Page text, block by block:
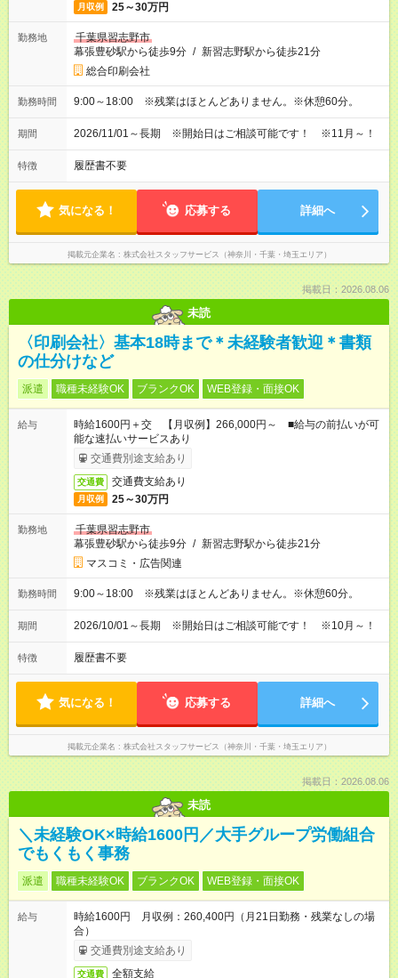
月収例 25～30万円
勤務地
千葉県習志野市
幕張豊砂駅から徒歩9分 / 新習志野駅から徒歩21分
総合印刷会社
勤務時間 9:00～18:00 ※残業はほとんどありません。※休憩60分。
期間 2026/11/01～長期 ※開始日はご相談可能です！ ※11月～！
特徴 履歴書不要
気になる！ 応募する 詳細へ
掲載元企業名 株式会社スタッフサービス（神奈川・千葉・埼玉エリア）
掲載日：2026.08.06
未読
〈印刷会社〉基本18時まで＊未経験者歓迎＊書類
の仕分けなど
派遣 職種未経験OK ブランクOK WEB登録・面接OK
給与
時給1600円＋交 【月収例】266,000円～ ■給与の前払いが可
能な速払いサービスあり
交通費別途支給あり
交通費 交通費支給あり
月収例 25～30万円
勤務地
千葉県習志野市
幕張豊砂駅から徒歩9分 / 新習志野駅から徒歩21分
マスコミ・広告関連
勤務時間 9:00～18:00 ※残業はほとんどありません。※休憩60分。
期間 2026/10/01～長期 ※開始日はご相談可能です！ ※10月～！
特徴 履歴書不要
気になる！ 応募する 詳細へ
掲載元企業名 株式会社スタッフサービス（神奈川・千葉・埼玉エリア）
掲載日：2026.08.06
未読
＼未経験OK×時給1600円／大手グループ労働組合
でもくもく事務
派遣 職種未経験OK ブランクOK WEB登録・面接OK
給与
時給1600円 月収例：260,400円（月21日勤務・残業なしの場
合）
交通費別途支給あり
交通費 全額支給